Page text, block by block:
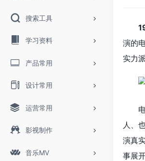
搜索工具
学习资料
产品常用
设计常用
运营常用
影视制作
音乐MV
演的
实力
人、
演真
事展开